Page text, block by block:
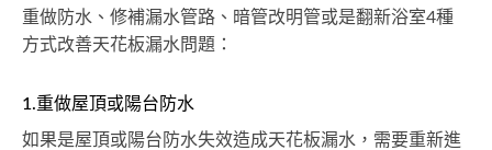
重做防水、修補漏水管路、暗管改明管或是翻新浴室4種
方式改善天花板漏水問題：
1.重做屋頂或陽台防水
如果是屋頂或陽台防水失效造成天花板漏水，需要重新進